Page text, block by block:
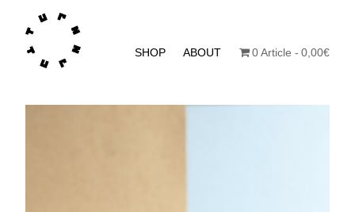
SHOP ABOUT 0 Article 0,00€